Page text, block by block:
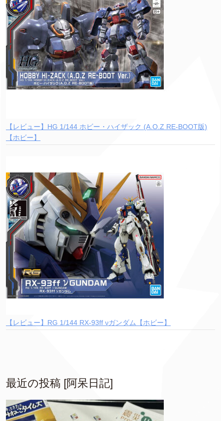
【レビュー】HG 1/144 ホビー・ハイザック (A.O.Z RE-BOOT版)
【ホビー】
【レビュー】RG 1/144 RX-93ff νガンダム【ホビー】
最近の投稿 [阿呆日記]